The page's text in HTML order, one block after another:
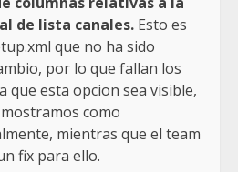
de lista canales. Esto es
que no ha sido
por lo que fallan los
que esta opcion sea visible,
como
mientras que el team
fix para ello.